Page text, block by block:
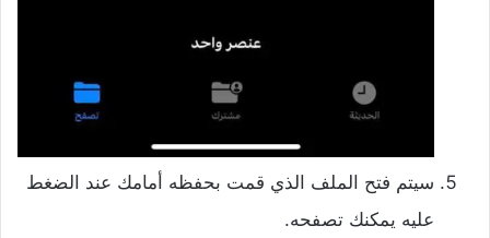
سيتم فتح الملف الذي قمت بحفظه أمامك عند الضغط
عليه يمكنك تصفحه.